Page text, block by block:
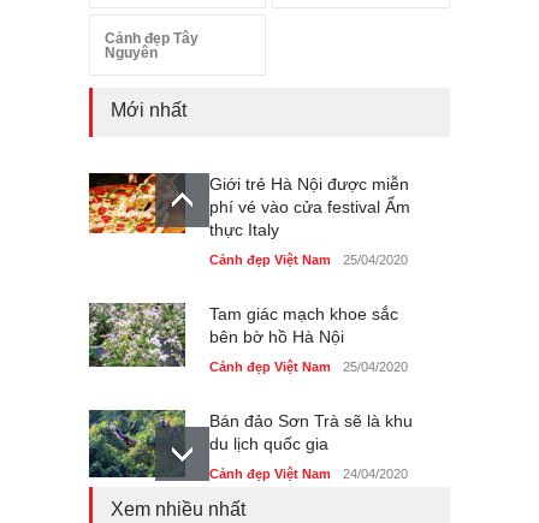
Cảnh đẹp Tây
Nguyên
Mới nhất
Giới trẻ Hà Nội được miễn
phí vé vào cửa festival Ẩm
thực Italy
Cảnh đẹp Việt Nam 25/04/2020
Tam giác mạch khoe sắc
bên bờ hồ Hà Nội
Cảnh đẹp Việt Nam 25/04/2020
Bán đảo Sơn Trà sẽ là khu
du lịch quốc gia
Cảnh đẹp Việt Nam 24/04/2020
Xem nhiều nhất